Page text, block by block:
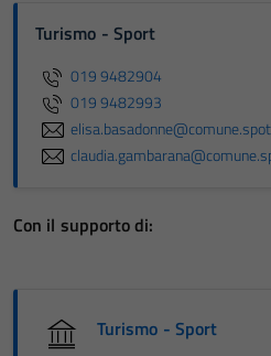
Turismo - Sport
019 9482904
019 9482993
Con il supporto di:
Turismo - Sport